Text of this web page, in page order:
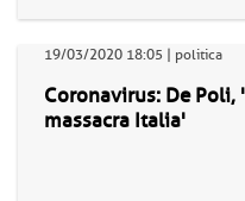
19/03/2020 18:05 | politica
Coronavirus: De
massacra Italia'